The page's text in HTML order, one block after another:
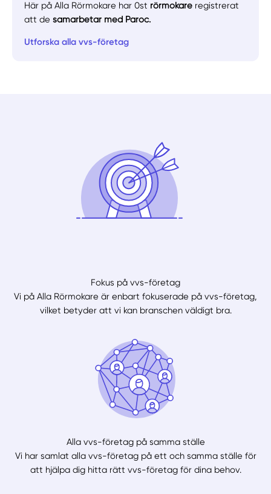
Här på Alla Rörmokare har 0st rörmokare registrerat
att desamarbetar med Paroc.
Utforska alla vvs-företag
Fokus på vvs-företag
Vi på Alla Rörmokare är enbart fokuserade på vvs-företag,
vilket betyder att vi kan branschen väldigt bra.
Alla vvs-företag på samma ställe
Vi har samlat alla vvs-företag på ett och samma ställe för
att hjälpa dig hitta rätt vvs-företag för dina behov.